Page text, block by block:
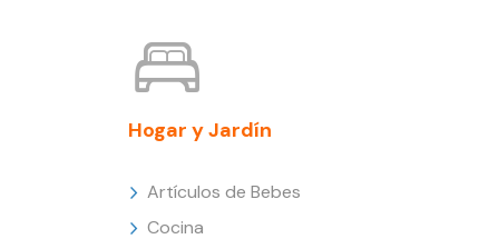
Hogar y Jardín
Artículos de Bebes
Cocina